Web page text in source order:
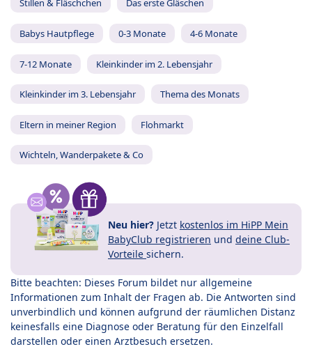
Stillen & Fläschchen Das erste Gläschen
Babys Hautpflege 0-3 Monate 4-6 Monate
7-12 Monate Kleinkinder im 2. Lebensjahr
Kleinkinder im 3. Lebensjahr Thema des Monats
Eltern in meiner Region Flohmarkt
Wichteln, Wanderpakete & Co
Neu hier? Jetzt kostenlos im HiPP Mein
BabyClub registrieren und deine Club-
Vorteile sichern.
Bitte beachten: Dieses Forum bildet nur allgemeine
Informationen zum Inhalt der Fragen ab. Die Antworten sind
unverbindlich und können aufgrund der räumlichen Distanz
keinesfalls eine Diagnose oder Beratung für den Einzelfall
darstellen oder einen Arztbesuch ersetzen.